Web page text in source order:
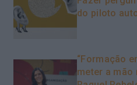
do piloto
“Formação
meter a mão